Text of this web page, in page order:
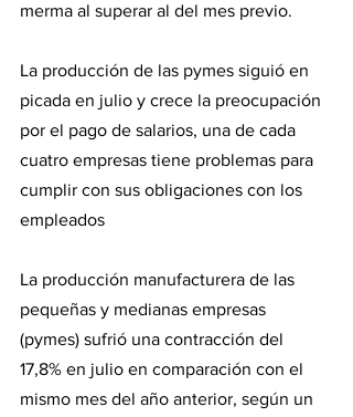
merma al superar al del mes previo.
La producción de las pymes siguió en
picada en julio y crece la preocupación
por el pago de salarios, una de cada
cuatro empresas tiene problemas para
cumplir con sus obligaciones con los
empleados
La producción manufacturera de las
pequeñas y medianas empresas
(pymes) sufrió una contracción del
17,8% en julio en comparación con el
mismo mes del año anterior, según un